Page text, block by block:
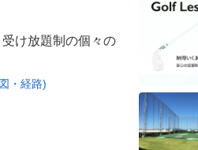
け放題制の個々の
・経路)